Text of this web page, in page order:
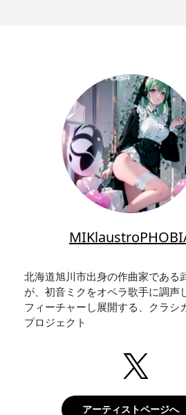
北海道旭川市出身の作曲家である
が、初音ミクをオペラ歌手に調声
フィーチャーし展開する、クラシ
プロジェクト
アーティストページへ